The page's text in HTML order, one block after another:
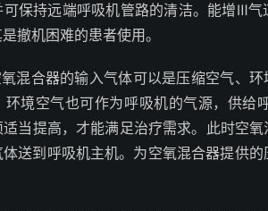
可保持远端呼吸机管路的清洁。能增Ⅲ
撤机困难的患者使用。
混合器的输入气体可以是压缩空气、
环境空气也可作为呼吸机的气源，供给
当提高，才能满足治疗需求。此时空
送到呼吸机主机。为空氧混合器提供